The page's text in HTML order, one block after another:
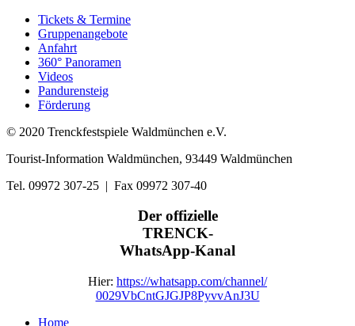
Tickets & Termine
Gruppenangebote
Anfahrt
360° Panoramen
Videos
Pandurensteig
Förderung
© 2020 Trenckfestspiele Waldmünchen e.V.
Tourist-Information Waldmünchen, 93449 Waldmünchen
Tel. 09972 307-25 | Fax 09972 307-40
Der offizielle
TRENCK-
WhatsApp-Kanal
Hier: https://whatsapp.com/channel/
0029VbCntGJGJP8PyvvAnJ3U
Home